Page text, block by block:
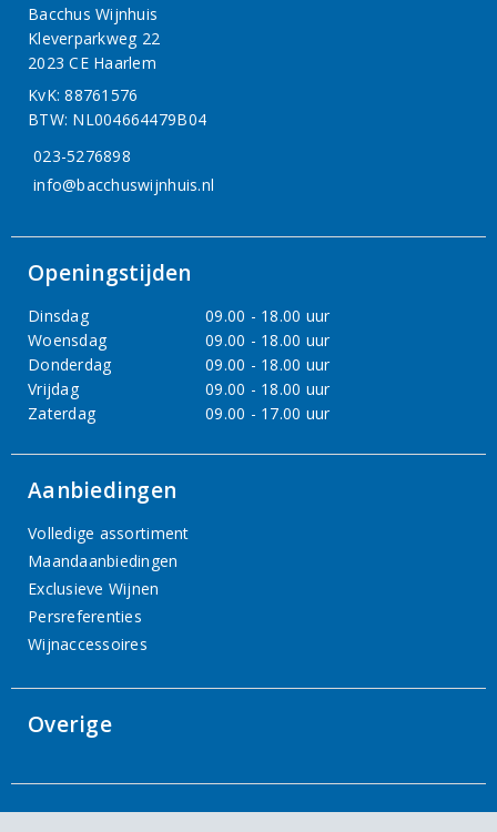
Bacchus Wijnhuis
Kleverparkweg 22
2023 CE Haarlem
KvK: 88761576
BTW: NL004664479B04
023-5276898
info@bacchuswijnhuis.nl
Openingstijden
Dinsdag
09.00 - 18.00 uur
Woensdag
09.00 - 18.00 uur
Donderdag
09.00 - 18.00 uur
Vrijdag
09.00 - 18.00 uur
Zaterdag
09.00 - 17.00 uur
Aanbiedingen
Volledige assortiment
Maandaanbiedingen
Exclusieve Wijnen
Persreferenties
Wijnaccessoires
Overige